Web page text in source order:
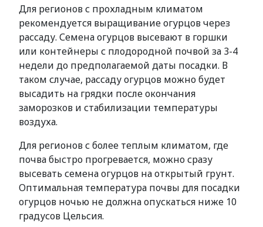
Для регионов с прохладным климатом
рекомендуется выращивание огурцов через
рассаду. Семена огурцов высевают в горшки
или контейнеры с плодородной почвой за 3-4
недели до предполагаемой даты посадки. В
таком случае, рассаду огурцов можно будет
высадить на грядки после окончания
заморозков и стабилизации температуры
воздуха.
Для регионов с более теплым климатом, где
почва быстро прогревается, можно сразу
высевать семена огурцов на открытый грунт.
Оптимальная температура почвы для посадки
огурцов ночью не должна опускаться ниже 10
градусов Цельсия.